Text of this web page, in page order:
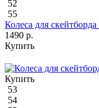
52
55
Колеса для
1490 р.
Купить
Купить
53
54